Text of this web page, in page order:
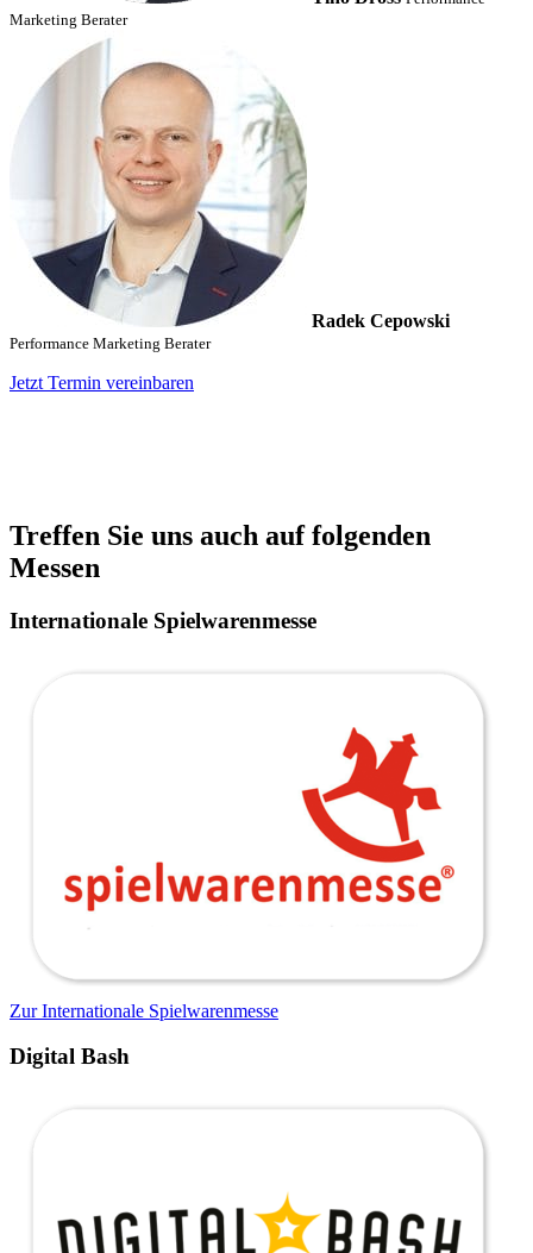
Marketing Berater
Radek Cepowski
Performance Marketing Berater
Jetzt Termin vereinbaren
Treffen Sie uns auch auf folgenden
Messen
Internationale Spielwarenmesse
Zur Internationale Spielwarenmesse
Digital Bash